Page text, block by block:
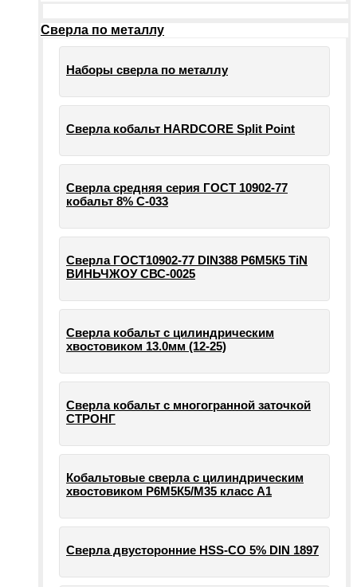
Сверла по металлу
Наборы сверла по металлу
Сверла кобальт HARDCORE Split Point
Сверла средняя серия ГОСТ 10902-77
кобальт 8% С-033
Сверла ГОСТ10902-77 DIN388 Р6М5К5 TiN
ВИНЬЧЖОУ СВС-0025
Сверла кобальт с цилиндрическим
хвостовиком 13.0мм (12-25)
Сверла кобальт с многогранной заточкой
СТРОНГ
Кобальтовые сверла с цилиндрическим
хвостовиком Р6М5К5/М35 класс А1
Сверла двусторонние HSS-CO 5% DIN 1897